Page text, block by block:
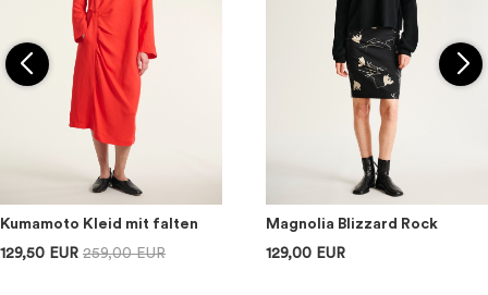
Kumamoto Kleid mit falten
129,50 EUR 259,00 EUR
Magnolia Blizzard Rock
129,00 EUR